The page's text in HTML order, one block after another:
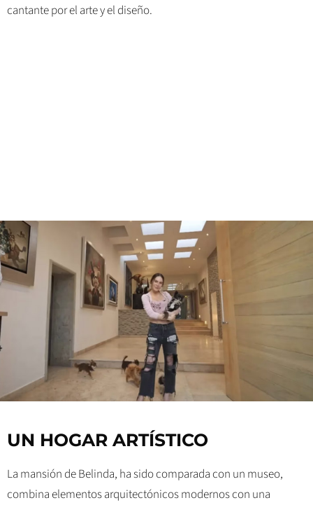
cantante por el arte y el diseño.
UN HOGAR ARTÍSTICO
La mansión de Belinda, ha sido comparada con un museo,
combina elementos arquitectónicos modernos con una